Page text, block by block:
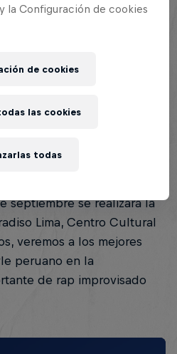
al campeón
nacional en la Final
septiembre se realizará la
Lima, Centro Cultural
veremos a los mejores
peruano en la
de rap improvisado
y la Configuración de cookies
de cookies
todas
las cookies